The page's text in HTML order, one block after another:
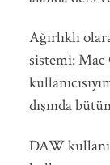
Ağırlıklı
sistemi: Mac
dışında
DAW